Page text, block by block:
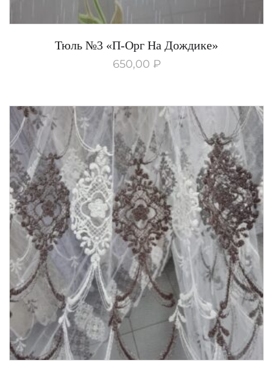
Тюль №3 «П-Орг На Дождике»
650,00 ₽